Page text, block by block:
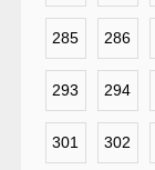
285 286
293 294
301 302